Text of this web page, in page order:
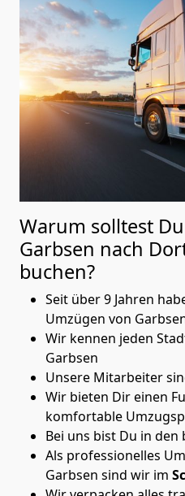
Warum solltest
Garbsen nach
buchen?
Seit über 9 Jahren
Umzügen von
Wir kennen jeden
Garbsen
Unsere Mitarbeiter
Wir bieten Dir einen
komfortable
Bei uns bist Du in den
Als professionelles
Garbsen sind wir im